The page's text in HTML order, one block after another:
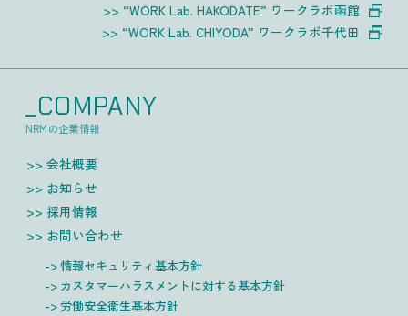
“WORK Lab. HAKODATE” ワークラボ函館
“WORK Lab. CHIYODA” ワークラボ千代田
_COMPANY
NRMの企業情報
会社概要
お知らせ
採用情報
お問い合わせ
情報セキュリティ基本方針
カスタマーハラスメントに対する基本方針
労働安全衛生基本方針